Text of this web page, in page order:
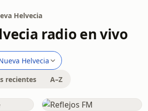
Helvecia
radio en vivo
Helvecia
recientes A–Z